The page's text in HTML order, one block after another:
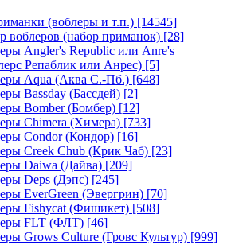
(воблеры и т.п.) [14545]
воблеров (набор приманок) [28]
Angler's Republic или Anre's
Репаблик или Анрес) [5]
Aqua (Аква С.-Пб.) [648]
Bassday (Бассдей) [2]
Bomber (Бомбер) [12]
Chimera (Химера) [733]
Condor (Кондор) [16]
Creek Chub (Крик Чаб) [23]
Daiwa (Дайва) [209]
Deps (Дэпс) [245]
EverGreen (Эвергрин) [70]
Fishycat (Фишикет) [508]
FLT (ФЛТ) [46]
Grows Culture (Гровс Культур) [999]